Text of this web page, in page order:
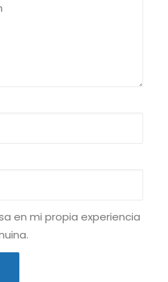
en mi propia experiencia